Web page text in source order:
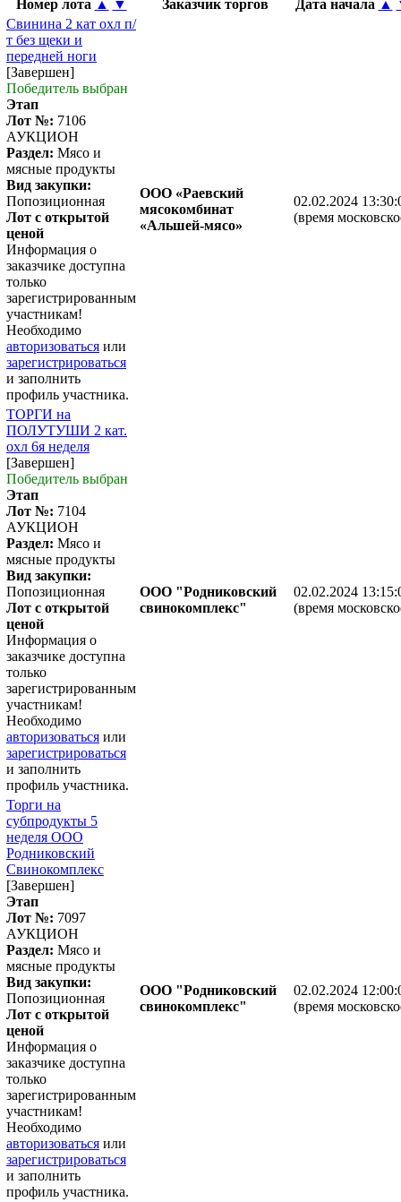
Номер лота ▲ ▼ Заказчик торгов Дата начала ▲
Свинина 2 кат охл п/
т без щеки и
передней ноги
[Завершен]
Победитель выбран
Этап
Лот №: 7106
АУКЦИОН
Раздел: Мясо и
мясные продукты
Вид закупки:
Попозиционная
Лот с открытой
ценой
Информация о
заказчике доступна
только
зарегистрированным
участникам!
Необходимо
авторизоваться или
зарегистрироваться
и заполнить
профиль участника.
ООО «Раевский
мясокомбинат
«Альшей-мясо»
02.02.2024
(время
ТОРГИ на
ПОЛУТУШИ 2 кат.
охл 6я неделя
[Завершен]
Победитель выбран
Этап
Лот №: 7104
АУКЦИОН
Раздел: Мясо и
мясные продукты
Вид закупки:
Попозиционная
Лот с открытой
ценой
Информация о
заказчике доступна
только
зарегистрированным
участникам!
Необходимо
авторизоваться или
зарегистрироваться
и заполнить
профиль участника.
ООО "Родниковский
свинокомплекс"
02.02.2024
(время
Торги на
субпродукты 5
неделя ООО
Родниковский
Свинокомплекс
[Завершен]
Этап
Лот №: 7097
АУКЦИОН
Раздел: Мясо и
мясные продукты
Вид закупки:
Попозиционная
Лот с открытой
ценой
Информация о
заказчике доступна
только
зарегистрированным
участникам!
Необходимо
авторизоваться или
зарегистрироваться
и заполнить
профиль участника.
ООО "Родниковский
свинокомплекс"
02.02.2024
(время